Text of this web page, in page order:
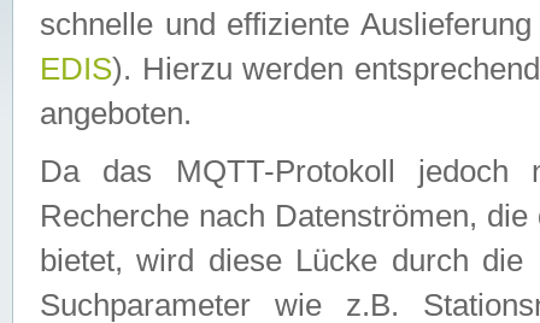
schnelle und effiziente
EDIS). Hierzu werden
angeboten.
Da das MQTT-Protokoll jedoch
Recherche nach Datenströmen,
bietet, wird diese Lücke durch die
Suchparameter wie z.B.